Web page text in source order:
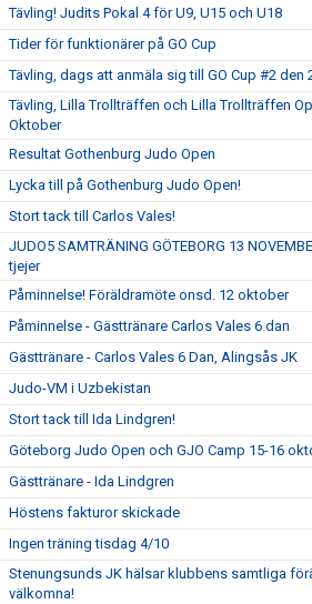
Tävling! Judits Pokal 4 för U9, U15 och U18
Tider för funktionärer på GO Cup
Tävling, dags att anmäla sig till GO Cup #2 den
Tävling, Lilla Trollträffen och Lilla Trollträffen
Oktober
Resultat Gothenburg Judo Open
Lycka till på Gothenburg Judo Open!
Stort tack till Carlos Vales!
JUDO5 SAMTRÄNING GÖTEBORG 13
tjejer
Påminnelse! Föräldramöte onsd. 12 oktober
Påminnelse - Gästtränare Carlos Vales 6 dan
Gästtränare - Carlos Vales 6 Dan, Alingsås JK
Judo-VM i Uzbekistan
Stort tack till Ida Lindgren!
Göteborg Judo Open och GJO Camp 15-16
Gästtränare - Ida Lindgren
Höstens fakturor skickade
Ingen träning tisdag 4/10
Stenungsunds JK hälsar klubbens samtliga
välkomna!